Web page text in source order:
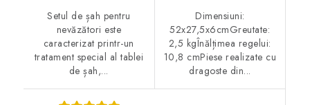
Setul de șah pentru
nevăzători este
caracterizat printr-un
tratament special al tablei
de șah,...
Dimensiuni:
52x27,5x6cmGreutate:
2,5 kgÎnălțimea regelui:
10,8 cmPiese realizate cu
dragoste din...